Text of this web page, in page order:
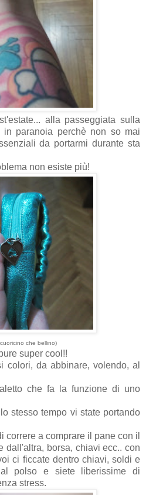
alla passeggiata sulla
in paranoia perchè non so mai
da portarmi durante sta
non esiste più!
che bellino)
super cool!!
colori, da abbinare, volendo, al
che fa la funzione di uno
stesso tempo vi state portando
correre a comprare il pane con il
dall'altra, borsa, chiavi ecc.. con
ci ficcate dentro chiavi, soldi e
polso e siete liberissime di
stress.